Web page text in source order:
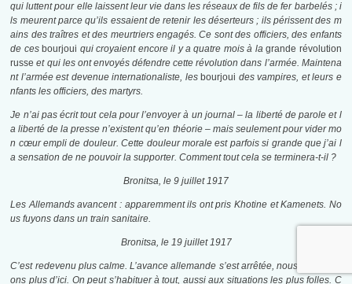
qui luttent pour elle laissent leur vie dans les réseaux de fils de fer barbelés ; i
ls meurent parce qu’ils essaient de retenir les déserteurs ; ils périssent des m
ains des traîtres et des meurtriers engagés. Ce sont des officiers, des enfants
de ces bourjoui qui croyaient encore il y a quatre mois à lagrande révolution
russe et qui les ont envoyés défendre cette révolution dans l’armée. Maintena
nt l’armée est devenue internationaliste, les bourjoui des vampires, et leurs e
nfants les officiers, des martyrs.
Je n’ai pas écrit tout cela pour l’envoyer à un journal – la liberté de parole et l
a liberté de la presse n’existent qu’en théorie – mais seulement pour vider mo
n cœur empli de douleur. Cette douleur morale est parfois si grande que j’ai l
a sensation de ne pouvoir la supporter. Comment tout cela se terminera-t-il ?
Bronitsa, le 9 juillet 1917
Les Allemands avancent : apparemment ils ont pris Khotine et Kamenets. No
us fuyons dans un train sanitaire.
Bronitsa, le 19 juillet 1917
C’est redevenu plus calme. L’avance allemande s’est arrêtée, nous ne bouge
ons plus d’ici. On peut s’habituer à tout, aussi aux situations les plus folles. C